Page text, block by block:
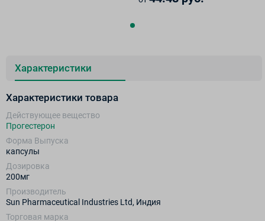
Характеристики
Характеристики товара
Действующее вещество
Прогестерон
Форма Выпуска
капсулы
Дозировка
200мг
Производитель
Sun Pharmaceutical Industries Ltd, Индия
Торговая марка